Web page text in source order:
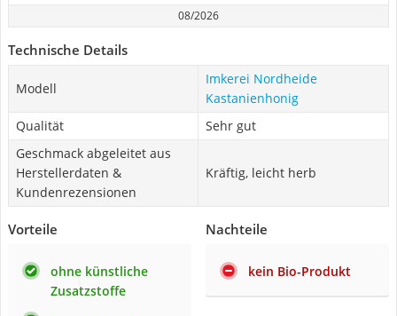
08/2026
Technische Details
Modell
Imkerei Nordheide
Kastanienhonig
Qualität
Sehr gut
Geschmack abgeleitet aus
Herstellerdaten &
Kundenrezensionen
Kräftig, leicht herb
Vorteile
ohne künstliche
Zusatzstoffe
Nachteile
kein Bio-Produkt